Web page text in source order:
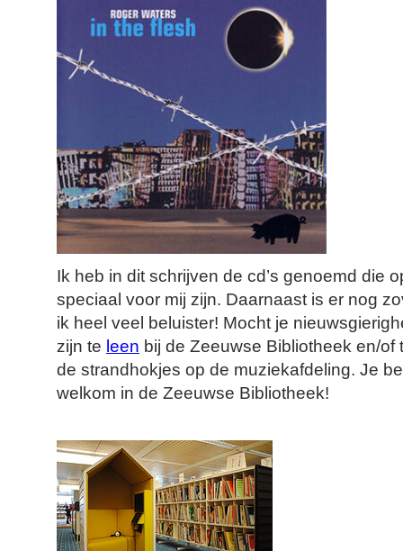
Ik heb in dit schrijven de cd’s genoemd die
speciaal voor mij zijn. Daarnaast is er nog
ik heel veel beluister! Mocht je
zijn te leen bij de Zeeuwse Bibliotheek en/
de strandhokjes op de muziekafdeling. Je
welkom in de Zeeuwse Bibliotheek!